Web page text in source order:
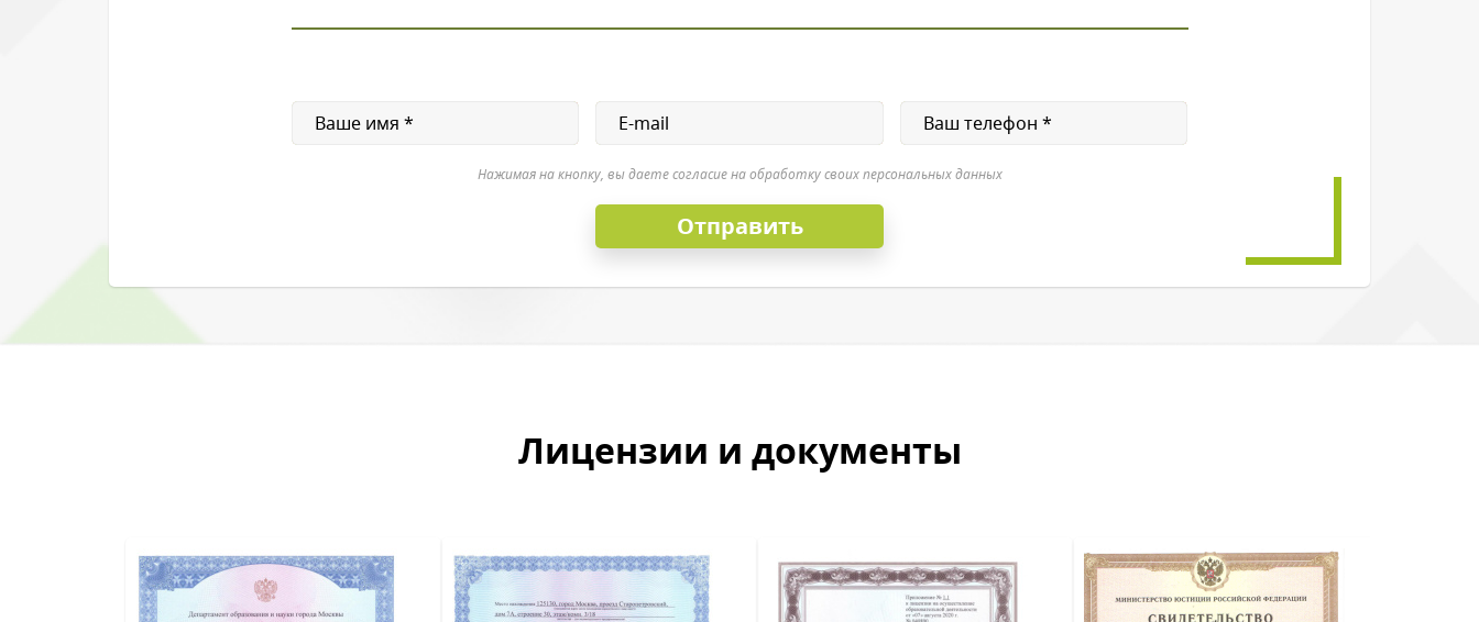
Нажимая на кнопку, вы даете согласие на обработку своих персональных данных
Лицензии и документы